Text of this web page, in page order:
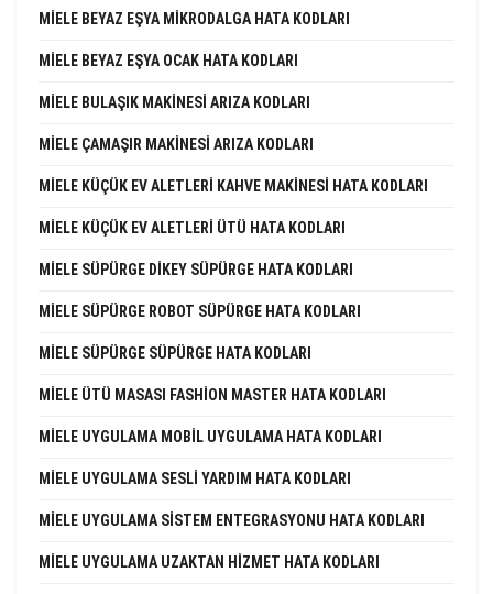
MIELE BEYAZ EŞYA MIKRODALGA HATA KODLARI
MIELE BEYAZ EŞYA OCAK HATA KODLARI
MIELE BULAŞIK MAKINESI ARIZA KODLARI
MIELE ÇAMAŞIR MAKINESI ARIZA KODLARI
MIELE KÜÇÜK EV ALETLERI KAHVE MAKINESI HATA KODLARI
MIELE KÜÇÜK EV ALETLERI ÜTÜ HATA KODLARI
MIELE SÜPÜRGE DIKEY SÜPÜRGE HATA KODLARI
MIELE SÜPÜRGE ROBOT SÜPÜRGE HATA KODLARI
MIELE SÜPÜRGE SÜPÜRGE HATA KODLARI
MIELE ÜTÜ MASASI FASHION MASTER HATA KODLARI
MIELE UYGULAMA MOBIL UYGULAMA HATA KODLARI
MIELE UYGULAMA SESLI YARDIM HATA KODLARI
MIELE UYGULAMA SISTEM ENTEGRASYONU HATA KODLARI
MIELE UYGULAMA UZAKTAN HIZMET HATA KODLARI